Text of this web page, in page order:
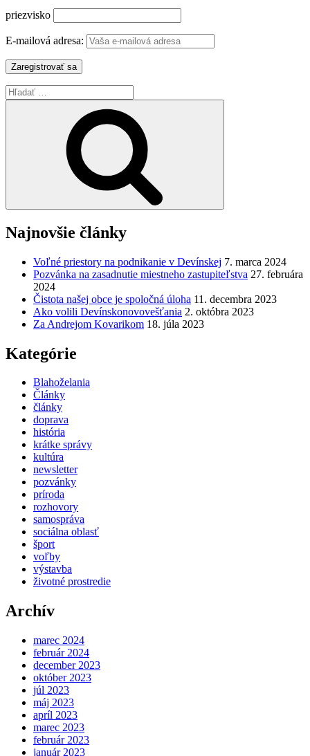
priezvisko
E-mailová adresa:
Hľadať:
Najnovšie články
Voľné priestory na podnikanie v Devínskej 7. marca 2024
Pozvánka na zasadnutie miestneho zastupiteľstva 27. februára
2024
Čistota našej obce je spoločná úloha 11. decembra 2023
Ako volili Devínskonovovešťania 2. októbra 2023
Za Andrejom Kovarikom 18. júla 2023
Kategórie
Blahoželania
Články
články
doprava
história
krátke správy
kultúra
newsletter
pozvánky
príroda
rozhovory
samospráva
sociálna oblasť
šport
voľby
výstavba
životné prostredie
Archív
marec 2024
február 2024
december 2023
október 2023
júl 2023
máj 2023
apríl 2023
marec 2023
február 2023
január 2023